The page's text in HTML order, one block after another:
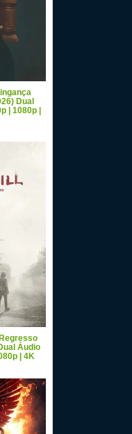
Dual
| 1080p |
Áudio
| 4K